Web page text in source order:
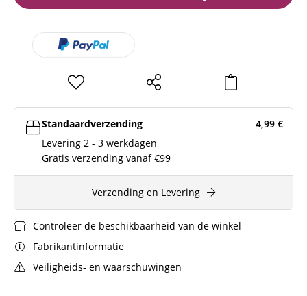
Standaardverzending 4,99 €
Levering 2 - 3 werkdagen
Gratis verzending vanaf €99
Verzending en Levering
Controleer de beschikbaarheid van de winkel
Fabrikantinformatie
Veiligheids- en waarschuwingen